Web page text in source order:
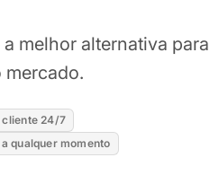
a melhor alternativa para
mercado.
cliente 24/7
qualquer momento